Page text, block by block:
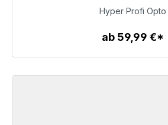
Zum Artikel
Hyper Profi Opto
ab 59,99 €*